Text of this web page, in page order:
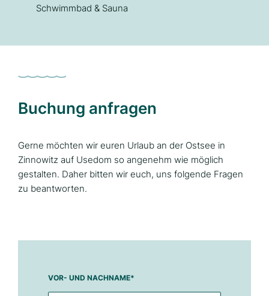
Schwimmbad & Sauna
Buchung anfragen
Gerne möchten wir euren Urlaub an der Ostsee in
Zinnowitz auf Usedom so angenehm wie möglich
gestalten. Daher bitten wir euch, uns folgende Fragen
zu beantworten.
VOR- UND NACHNAME*